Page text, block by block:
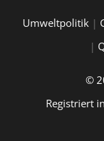
Umweltpolitik|
|
©
Registriert